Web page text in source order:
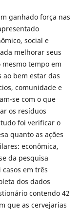
ganhado força nas
social e
melhorar seus
tempo em
ao bem estar das
comunidade e
se com o que
os resíduos
foi verificar o
quanto as ações
econômica,
da pesquisa
em três
dos dados
contendo 42
que as cervejarias